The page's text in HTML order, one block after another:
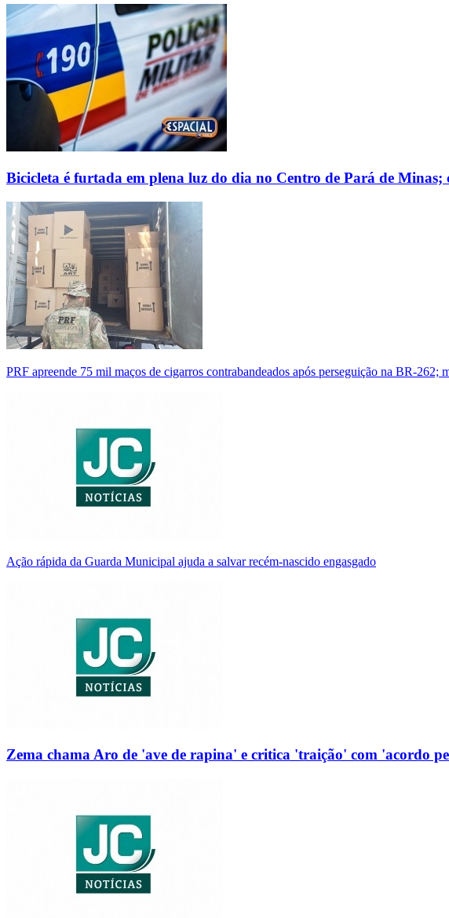
Bicicleta é furtada em plena luz do dia no Centro de Pará de Minas;
PRF apreende 75 mil maços de cigarros contrabandeados após perseguição na BR-
Ação rápida da Guarda Municipal ajuda a salvar recém-nascido engasgado
Zema chama Aro de 'ave de rapina' e critica 'traição' com 'acordo